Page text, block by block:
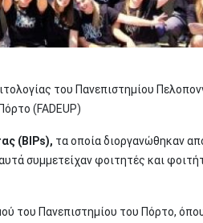
του Πανεπιστημίου
(FADEUP)
(BIPs), τα οποία διοργανώθηκαν
συμμετείχαν φοιτητές και
του Πανεπιστημίου του Πόρτο,